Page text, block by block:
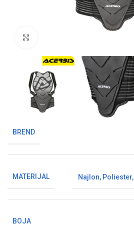
BREND
MATERIJAL Najlon, Poliester,
BOJA